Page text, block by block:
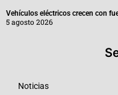
Vehículos eléctricos crecen con
5 agosto 2026
Noticias